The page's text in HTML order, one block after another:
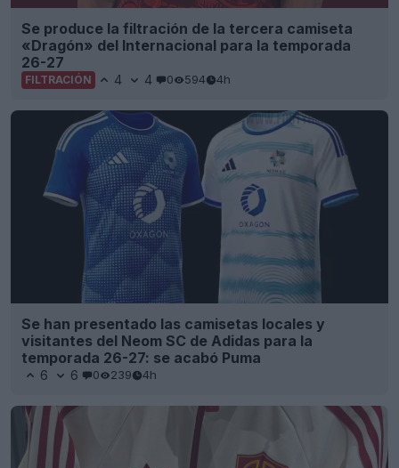
Se produce la filtración de la tercera camiseta
«Dragón» del Internacional para la temporada
26-27
FILTRACIÓN 4 4 0 594 4h
Se han presentado las camisetas locales y
visitantes del Neom SC de Adidas para la
temporada 26-27: se acabó Puma
6 6 0 239 4h